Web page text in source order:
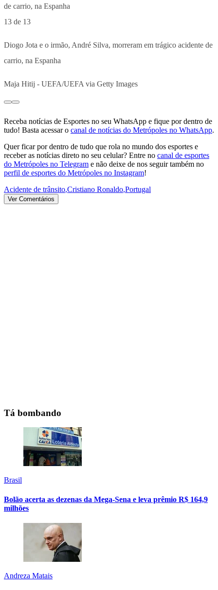
13 de 13
Diogo Jota e o irmão, André Silva, morreram em trágico acidente de
carrio, na Espanha
Maja Hitij - UEFA/UEFA via Getty Images
Receba notícias de Esportes no seu WhatsApp e fique por dentro de
tudo! Basta acessar o canal de notícias do Metrópoles no WhatsApp.
Quer ficar por dentro de tudo que rola no mundo dos esportes e
receber as notícias direto no seu celular? Entre no canal de esportes
do Metrópoles no Telegram e não deixe de nos seguir também no
perfil de esportes do Metrópoles no Instagram!
Acidente de trânsito,Cristiano Ronaldo,Portugal
Ver Comentários
Tá bombando
Brasil
Bolão acerta as dezenas da Mega-Sena e leva prêmio R$ 164,9
milhões
Andreza Matais